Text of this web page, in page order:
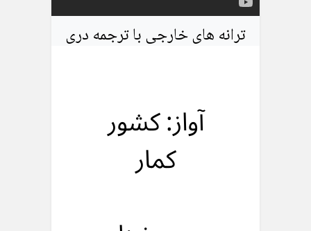
ترانه های خارجی با ترجمه دری
آواز: کشور
کمار